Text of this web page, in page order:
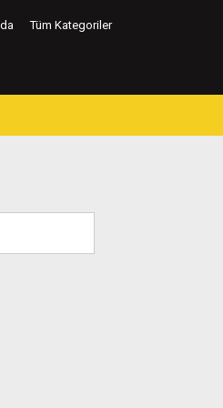
Tüm Kategoriler